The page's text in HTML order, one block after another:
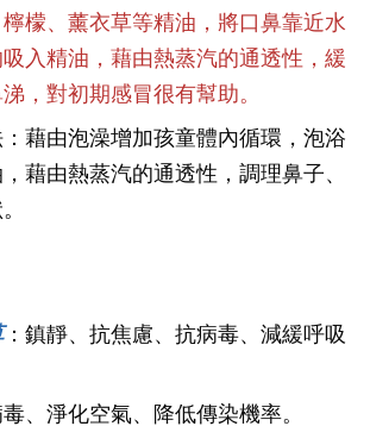
檬、薰衣草等精油，將口鼻靠近水
入精油，藉由熱蒸汽的通透性，緩
，對初期感冒很有幫助。
藉由泡澡增加孩童體內循環，泡浴
藉由熱蒸汽的通透性，調理鼻子、
：鎮靜、抗焦慮、抗病毒、減緩呼吸
、淨化空氣、降低傳染機率。